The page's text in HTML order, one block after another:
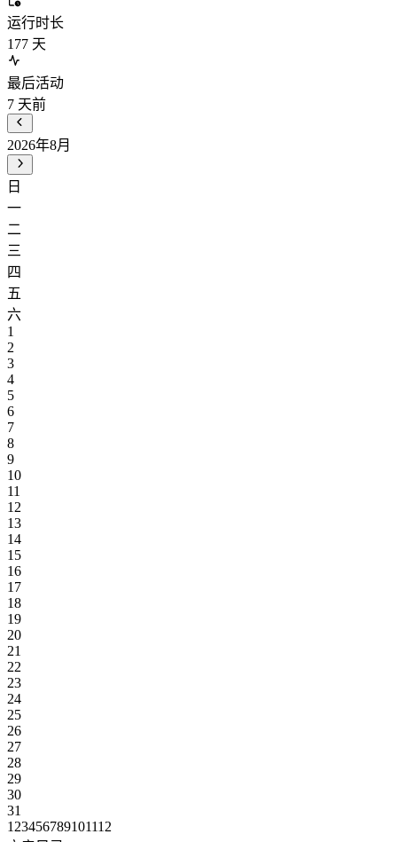
运行时长
177 天
最后活动
7 天前
2026年8月
日
一
二
三
四
五
六
1
2
3
4
5
6
7
8
9
10
11
12
13
14
15
16
17
18
19
20
21
22
23
24
25
26
27
28
29
30
31
1 23456789101112